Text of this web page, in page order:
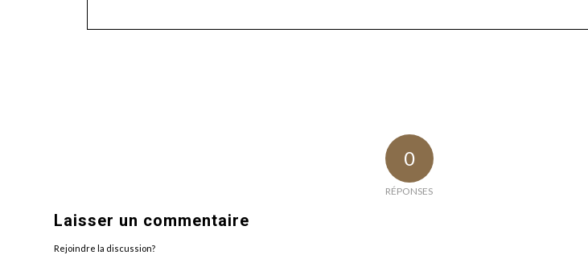
0
RÉPONSES
Laisser un commentaire
Rejoindre la discussion?